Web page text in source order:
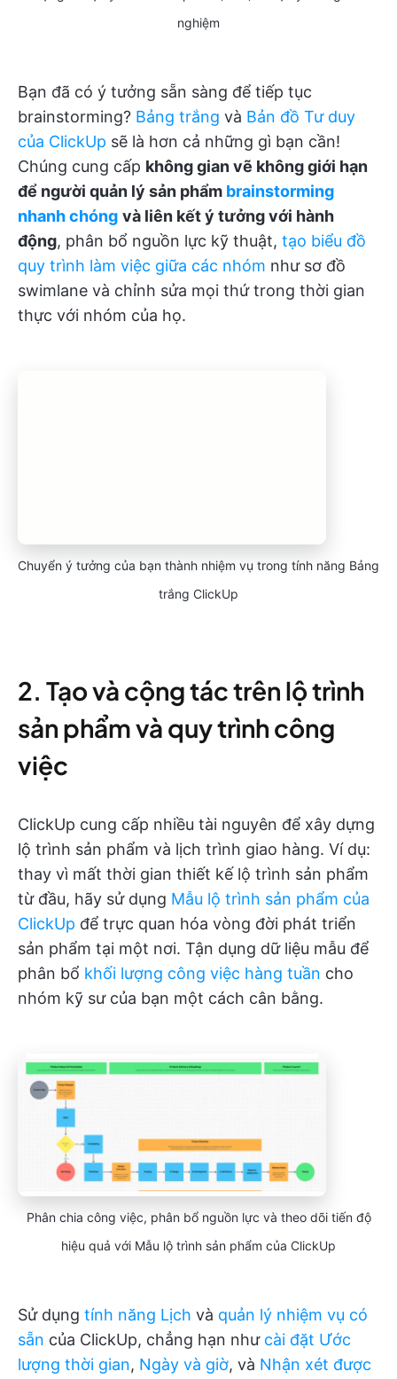
nghiệm
Bạn đã có ý tưởng sẵn sàng để tiếp tục
brainstorming? Bảng trắng và Bản đồ Tư duy
của ClickUp sẽ là hơn cả những gì bạn cần!
Chúng cung cấp không gian vẽ không giới hạn
để người quản lý sản phẩm brainstorming
nhanh chóng và liên kết ý tưởng với hành
động, phân bổ nguồn lực kỹ thuật, tạo biểu đồ
quy trình làm việc giữa các nhóm như sơ đồ
swimlane và chỉnh sửa mọi thứ trong thời gian
thực với nhóm của họ.
Chuyển ý tưởng của bạn thành nhiệm vụ trong tính năng Bảng
trắng ClickUp
2. Tạo và cộng tác trên lộ trình
sản phẩm và quy trình công
việc
ClickUp cung cấp nhiều tài nguyên để xây dựng
lộ trình sản phẩm và lịch trình giao hàng. Ví dụ:
thay vì mất thời gian thiết kế lộ trình sản phẩm
từ đầu, hãy sử dụng Mẫu lộ trình sản phẩm của
ClickUp để trực quan hóa vòng đời phát triển
sản phẩm tại một nơi. Tận dụng dữ liệu mẫu để
phân bổ khối lượng công việc hàng tuần cho
nhóm kỹ sư của bạn một cách cân bằng.
Phân chia công việc, phân bổ nguồn lực và theo dõi tiến độ
hiệu quả với Mẫu lộ trình sản phẩm của ClickUp
Sử dụng tính năng Lịch và quản lý nhiệm vụ có
sẵn của ClickUp, chẳng hạn như cài đặt Ước
lượng thời gian, Ngày và giờ, và Nhận xét được